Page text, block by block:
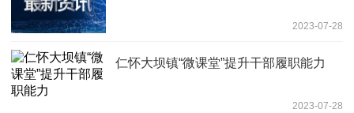
2023-07-28
仁怀大坝镇“微课堂”提升干部履职能力
2023-07-28